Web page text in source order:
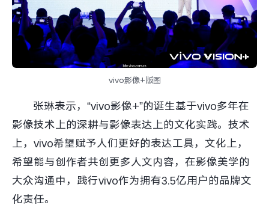
vivo影像+版图
张琳表示，“vivo影像+”的诞生基于vivo多年在
影像技术上的深耕与影像表达上的文化实践。技术
上，vivo希望赋予人们更好的表达工具，文化上，
希望能与创作者共创更多人文内容，在影像美学的
大众沟通中，践行vivo作为拥有3.5亿用户的品牌文
化责任。